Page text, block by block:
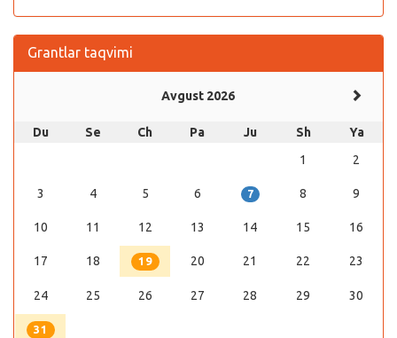
Grantlar taqvimi
Avgust 2026
Du Se Ch Pa Ju Sh
Ya
1
2
3 4 5 6 7 8 9
10 11 12 13 14 15 16
17 18 19 20 21 22 23
24 25 26 27 28 29 30
31